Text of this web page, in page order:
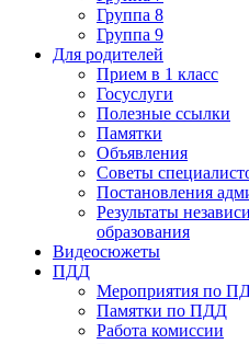
Группа 8
Группа 9
Для родителей
Прием в 1 класс
Госуслуги
Полезные ссылки
Памятки
Объявления
Советы
Постановления
Результаты
образования
Видеосюжеты
ПДД
Мероприятия по
Памятки по ПДД
Работа комиссии